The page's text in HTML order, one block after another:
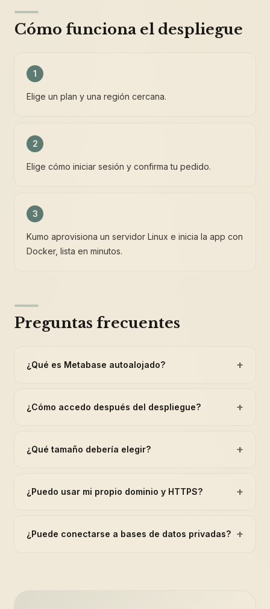
Cómo funciona el despliegue
1
Elige un plan y una región cercana.
2
Elige cómo iniciar sesión y confirma tu pedido.
3
Kumo aprovisiona un servidor Linux e inicia la app con
Docker, lista en minutos.
Preguntas frecuentes
¿Qué es Metabase autoalojado? +
¿Cómo accedo después del despliegue? +
¿Qué tamaño debería elegir? +
¿Puedo usar mi propio dominio y HTTPS? +
¿Puede conectarse a bases de datos privadas? +